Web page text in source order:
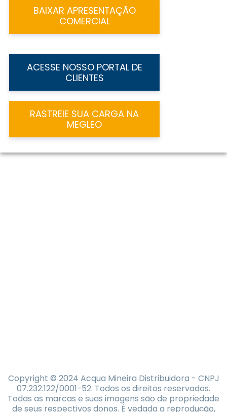
BAIXAR APRESENTAÇÃO
COMERCIAL
ACESSE NOSSO PORTAL DE
CLIENTES
RASTREIE SUA CARGA NA
MEGLEO
Copyright © 2024 Acqua Mineira Distribuidora - CNPJ
07.232.122/0001-52. Todos os direitos reservados.
Todas as marcas e suas imagens são de propriedade
de seus respectivos donos. É vedada a reprodução,